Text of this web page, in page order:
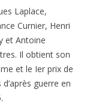
Laplace,
Curnier, Henri
et Antoine
Il obtient son
et le Ier prix de
d’après guerre en